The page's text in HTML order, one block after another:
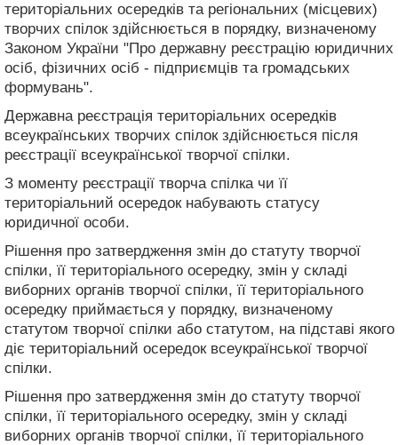
територіальних осередків та регіональних (місцевих)
творчих спілок здійснюється в порядку, визначеному
Законом України "Про державну реєстрацію юридичних
осіб, фізичних осіб - підприємців та громадських
формувань".
Державна реєстрація територіальних осередків
всеукраїнських творчих спілок здійснюється після
реєстрації всеукраїнської творчої спілки.
З моменту реєстрації творча спілка чи її
територіальний осередок набувають статусу
юридичної особи.
Рішення про затвердження змін до статуту творчої
спілки, її територіального осередку, змін у складі
виборних органів творчої спілки, її територіального
осередку приймається у порядку, визначеному
статутом творчої спілки або статутом, на підставі якого
діє територіальний осередок всеукраїнської творчої
спілки.
Рішення про затвердження змін до статуту творчої
спілки, її територіального осередку, змін у складі
виборних органів творчої спілки, її територіального